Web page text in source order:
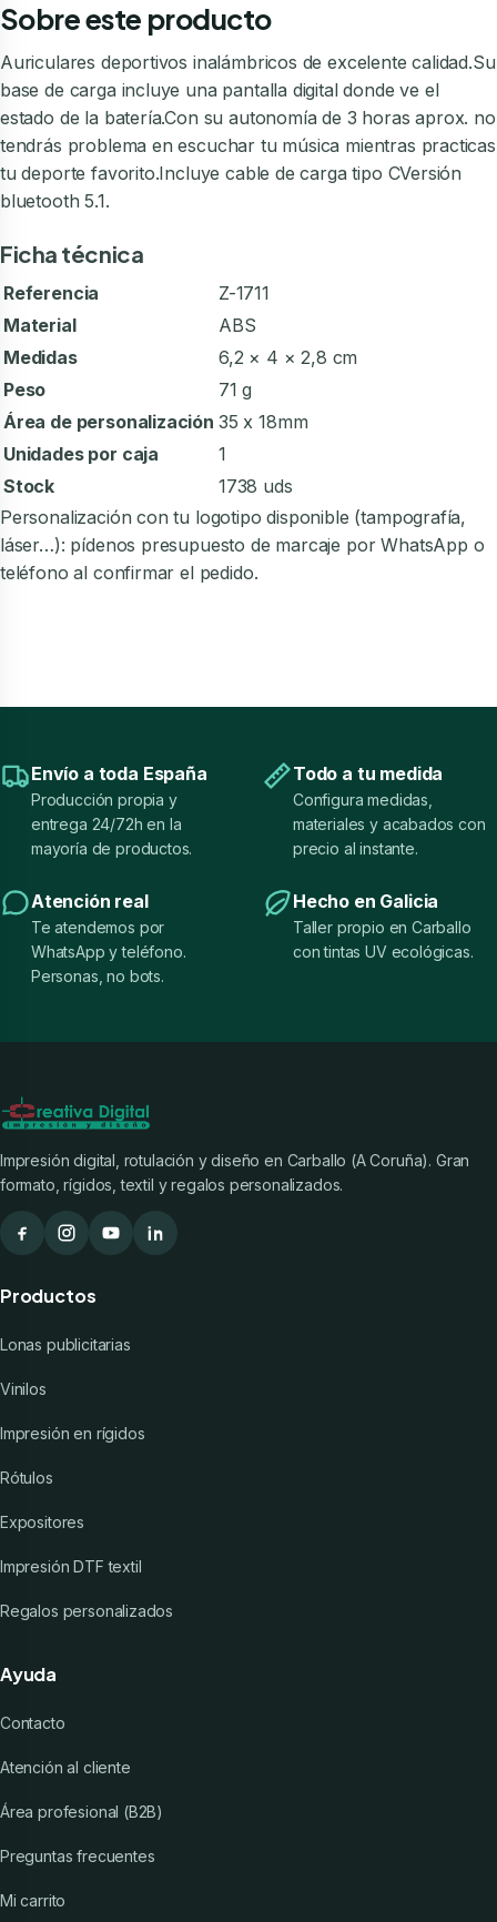
Sobre este producto
Auriculares deportivos inalámbricos de excelente calidad.Su
base de carga incluye una pantalla digital donde ve el
estado de la batería.Con su autonomía de 3 horas aprox. no
tendrás problema en escuchar tu música mientras practicas
tu deporte favorito.Incluye cable de carga tipo CVersión
bluetooth 5.1.
Ficha técnica
Referencia
Z-1711
Material
ABS
Medidas
6,2 × 4 × 2,8 cm
Peso
71 g
Área de personalización 35 x 18mm
Unidades por caja
1
Stock
1738 uds
Personalización con tu logotipo disponible (tampografía,
láser…): pídenos presupuesto de marcaje por WhatsApp o
teléfono al confirmar el pedido.
Envío a toda España
Producción propia y
entrega 24/72h en la
mayoría de productos.
Todo a tu medida
Configura medidas,
materiales y acabados con
precio al instante.
Atención real
Te atendemos por
WhatsApp y teléfono.
Personas, no bots.
Hecho en Galicia
Taller propio en Carballo
con tintas UV ecológicas.
Impresión digital, rotulación y diseño en Carballo (A Coruña). Gran
formato, rígidos, textil y regalos personalizados.
Productos
Lonas publicitarias
Vinilos
Impresión en rígidos
Rótulos
Expositores
Impresión DTF textil
Regalos personalizados
Ayuda
Contacto
Atención al cliente
Área profesional (B2B)
Preguntas frecuentes
Mi carrito